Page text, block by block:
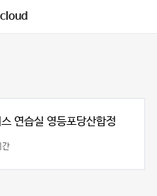
연습실 영등포당산합정
간